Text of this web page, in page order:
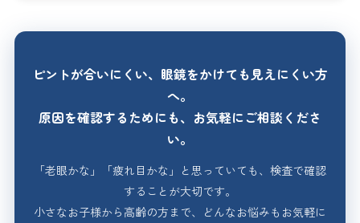
ピントが合いにくい、眼鏡をかけても見えにくい方
へ。
原因を確認するためにも、お気軽にご相談くださ
い。
「老眼かな」「疲れ目かな」と思っていても、検査で確認
することが大切です。
小さなお子様から高齢の方まで、どんなお悩みもお気軽に